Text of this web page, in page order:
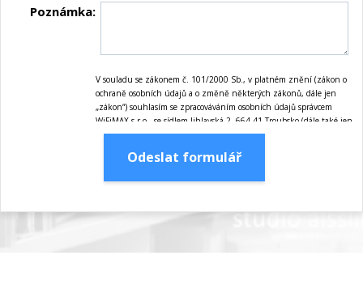
Poznámka:
V souladu se zákonem č. 101/2000 Sb., v platném znění (zákon o
ochraně osobních údajů a o změně některých zákonů, dále jen
„zákon“) souhlasím se zpracováváním osobních údajů správcem
WiFiMAX s.r.o., se sídlem Jihlavská 2, 664 41 Troubsko (dále také jen
„správce“) pro marketingové účely správce, tj. zejména nabízení
obchodních sdělení prostřednictvím elektronických prostředků dle
souhlas uděluji na dobu maximálně 10-ti let ode dne jeho udělení.
Odeslat formulář